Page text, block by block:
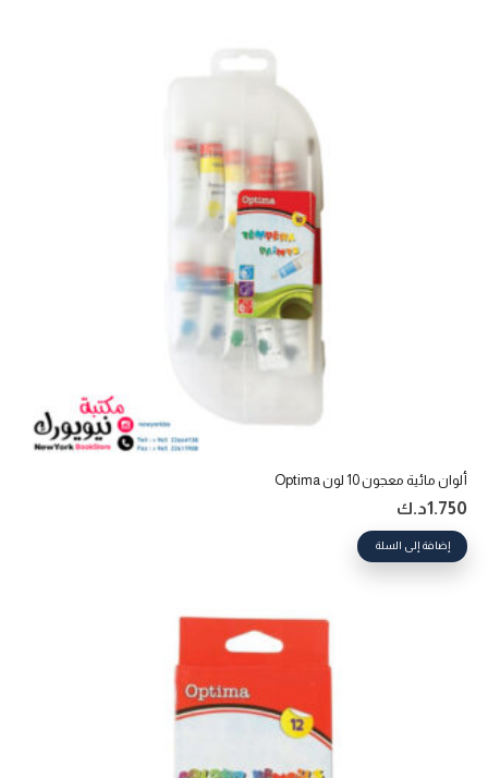
ألوان مائية معجون 10 لون Optima
1.750د.ك
إضافة إلى السلة